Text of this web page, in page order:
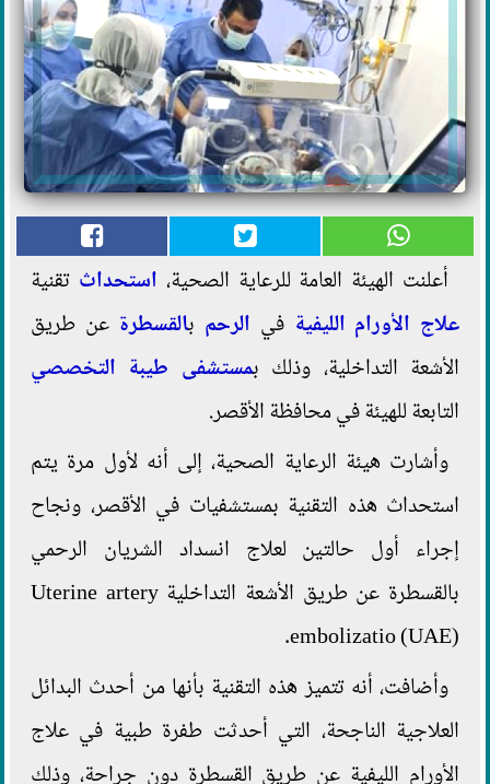
أعلنت الهيئة العامة للرعاية الصحية، استحداث تقنية
علاج الأورام الليفية في الرحم بالقسطرة عن طريق
الأشعة التداخلية، وذلك بمستشفى طيبة التخصصي
التابعة للهيئة في محافظة الأقصر.
وأشارت هيئة الرعاية الصحية، إلى أنه لأول مرة يتم
استحداث هذه التقنية بمستشفيات في الأقصر، ونجاح
إجراء أول حالتين لعلاج انسداد الشريان الرحمي
بالقسطرة عن طريق الأشعة التداخلية Uterine artery
embolizatio (UAE).
وأضافت، أنه تتميز هذه التقنية بأنها من أحدث البدائل
العلاجية الناجحة، التي أحدثت طفرة طبية في علاج
الأورام الليفية عن طريق القسطرة دون جراحة، وذلك